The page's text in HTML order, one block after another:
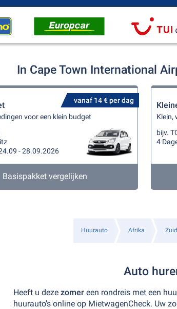
In Cape Town International
vanaf 14 € per dag
voor een klein budget
- 28.09.2026
Basispakket vergelijken
Klein,
bijv.
4
Huurauto Afrika
Auto
Heeft u deze zomer een rondreis met een
huurauto's online op MietwagenCheck. Uw